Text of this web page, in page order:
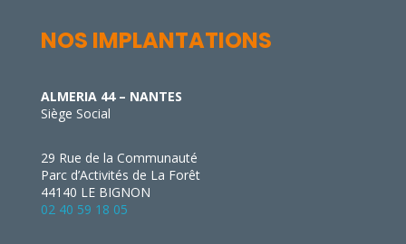
NOS IMPLANTATIONS
ALMERIA 44 – NANTES
Siège Social
29 Rue de la Communauté
Parc d’Activités de La Forêt
44140 LE BIGNON
02 40 59 18 05